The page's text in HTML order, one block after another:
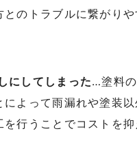
のトラブルに繋がりや
にしてしまった…塗料
よって雨漏れや塗装
行うことでコストを抑